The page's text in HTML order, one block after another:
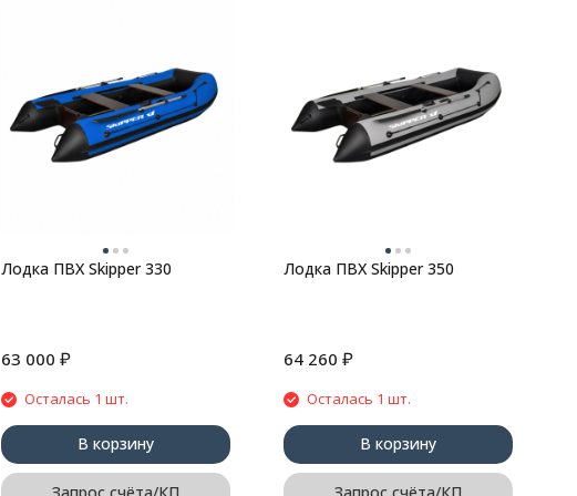
Лодка ПВХ Skipper 330
63 000 ₽
Осталась 1 шт.
В корзину
Лодка ПВХ Skipper 350
64 260 ₽
Осталась 1 шт.
В корзину